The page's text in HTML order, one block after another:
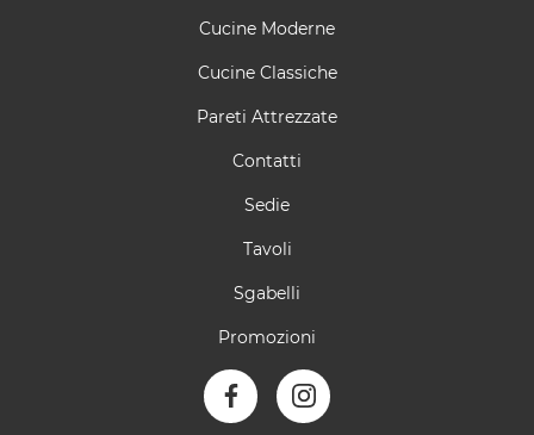
Cucine Moderne
Cucine Classiche
Pareti Attrezzate
Contatti
Sedie
Tavoli
Sgabelli
Promozioni